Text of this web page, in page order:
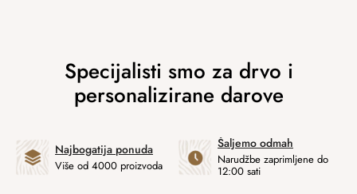
Najbogatija ponuda
Više od 4000 proizvoda
Šaljemo odmah
Narudžbe zaprimljene do
12:00 sati